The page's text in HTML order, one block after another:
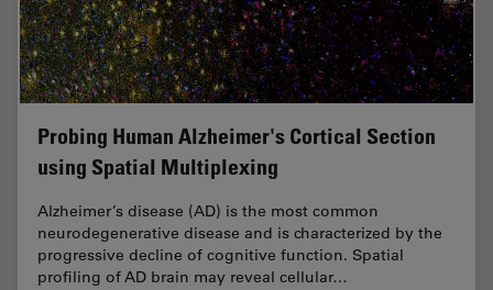
Probing Human Alzheimer's Cortical Section
using Spatial Multiplexing
Alzheimer’s disease (AD) is the most common
neurodegenerative disease and is characterized by the
progressive decline of cognitive function. Spatial
profiling of AD brain may reveal cellular…